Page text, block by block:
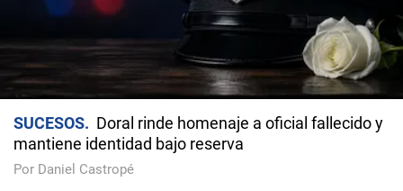
SUCESOS
Doral rinde homenaje a oficial fallecido y
mantiene identidad bajo reserva
Por Daniel Castropé